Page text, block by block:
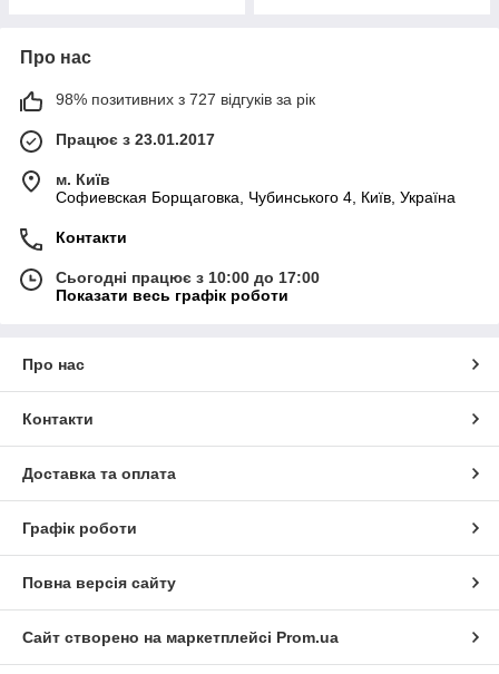
Про нас
98% позитивних з 727 відгуків за рік
Працює з 23.01.2017
м. Київ
Софиевская Борщаговка, Чубинського 4, Київ, Україна
Контакти
Сьогодні працює з 10:00 до 17:00
Показати весь графік роботи
Про нас
Контакти
Доставка та оплата
Графік роботи
Повна версія сайту
Сайт створено на маркетплейсі Prom.ua